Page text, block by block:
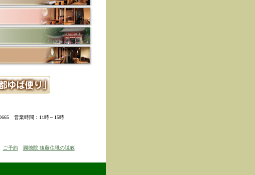
らせを表示しました。
い。
削除させていただきました。
うございました。
した。
だきます。
を表示しました。
ます。
のお知らせを表示しました
りやむを得ず、価格改定をさせて
営業時間：11時～15時
ご予約 圓徳院 後藤住職の説教